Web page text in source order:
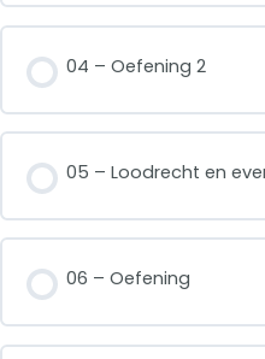
04 – Oefening 2
05 – Loodrecht en
06 – Oefening